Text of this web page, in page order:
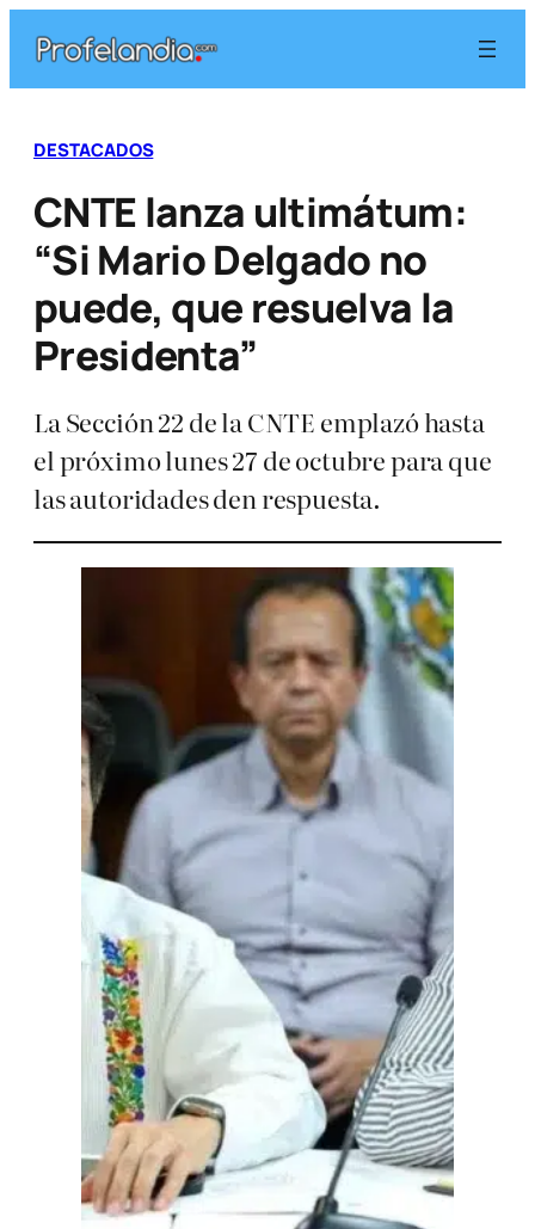
contenido
DESTACADOS
CNTE lanza ultimátum:
“Si Mario Delgado no
puede, que resuelva la
Presidenta”
La Sección 22 de la CNTE emplazó hasta
el próximo lunes 27 de octubre para que
las autoridades den respuesta.